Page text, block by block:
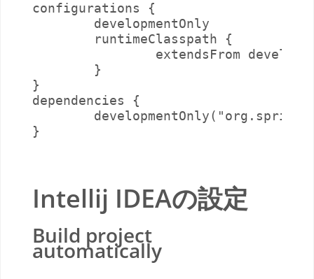
configurations {
}
dependencies {
}
Intellij IDEAの設定
Build project
automatically